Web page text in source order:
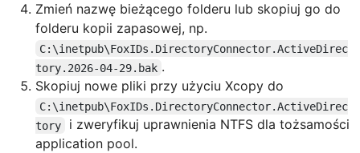
Zmień nazwę bieżącego folderu lub skopiuj go do
folderu kopii zapasowej, np.
C:\inetpub\FoxIDs.DirectoryConnector.ActiveDirec
tory.2026-04-29.bak .
Skopiuj nowe pliki przy użyciu Xcopy do
C:\inetpub\FoxIDs.DirectoryConnector.ActiveDirec
tory
i zweryfikuj uprawnienia NTFS dla tożsamości
application pool.